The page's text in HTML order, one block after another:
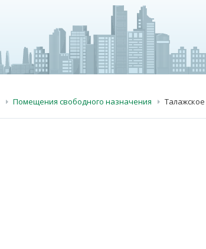
Помещения свободного назначения